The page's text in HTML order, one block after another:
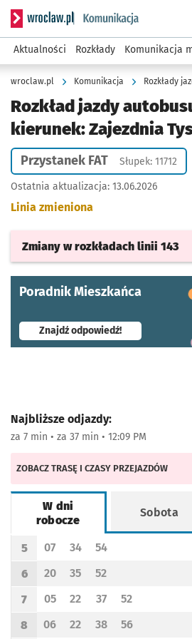
Serwis informacyjny wroclaw.pl
Aktualności Rozkłady Komunikacja
wroclaw.pl Komunikacja Rozkłady
Rozkład jazdy
kierunek: Zajezdnia
Przystanek FAT Słupek: 11712
Ostatnia aktualizacja: 13.06.2026
Linia zmieniona
Zmiany w rozkładach linii 143
Poradnik Mieszkańca
Znajdź odpowiedź!- otworzy się w
Najbliższe odjazdy:
za 7 min • za 37 min • 12:09 PM
ZOBACZ TRASĘ I CZASY PRZEJAZDÓW
W dni
robocze
Sobota
Rozkład jazdy -
W dni robocze
Godzina odjazdu
5
Odjazd
07
minut po godzinie 5
Odjazd
34
minut po godzinie 5
Odjazd
54
minut po godzinie
Godzina odjazdu
6
Odjazd
20
minut po godzinie 6
Odjazd
35
minut po godzinie 6
Odjazd
52
minut po godzinie
Godzina odjazdu
7
Odjazd
05
minut po godzinie 7
Odjazd
22
minut po godzinie 7
Odjazd
37
minut po godzinie
Odjazd
52
minut po
Godzina odjazdu
8
Odjazd
06
minut po godzinie 8
Odjazd
22
minut po godzinie 8
Odjazd
38
minut po godzinie
Odjazd
56
minut po